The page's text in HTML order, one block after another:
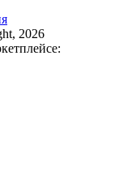
2026